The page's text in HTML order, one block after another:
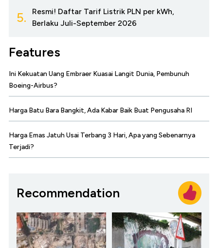
5.
Resmi! Daftar Tarif Listrik PLN per kWh,
Berlaku Juli-September 2026
Features
Ini Kekuatan Uang Embraer Kuasai Langit Dunia, Pembunuh
Boeing-Airbus?
Harga Batu Bara Bangkit, Ada Kabar Baik Buat Pengusaha RI
Harga Emas Jatuh Usai Terbang 3 Hari, Apa yang Sebenarnya
Terjadi?
Recommendation